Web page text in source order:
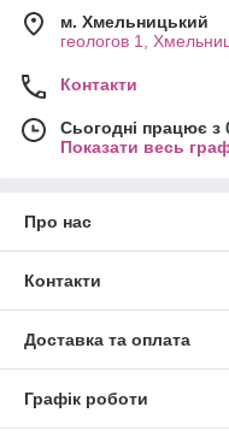
м. Хмельницький
геологов 1,
Контакти
Сьогодні працює з
Показати весь
Про нас
Контакти
Доставка та оплата
Графік роботи